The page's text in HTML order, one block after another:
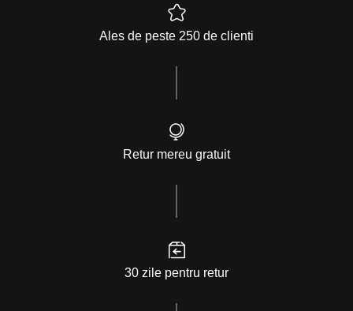
Ales de peste 250 de clienti
Retur mereu gratuit
30 zile pentru retur